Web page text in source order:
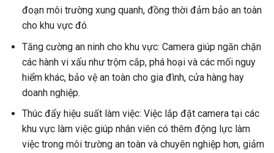
đoạn môi trường xung quanh, đồng thời đảm bảo an toàn
cho khu vực đó.
Tăng cường an ninh cho khu vực: Camera giúp ngăn chặn
các hành vi xấu như trộm cắp, phá hoại và các mối nguy
hiểm khác, bảo vệ an toàn cho gia đình, cửa hàng hay
doanh nghiệp.
Thúc đẩy hiệu suất làm việc: Việc lắp đặt camera tại các
khu vực làm việc giúp nhân viên có thêm động lực làm
việc trong môi trường an toàn và chuyên nghiệp hơn, giảm